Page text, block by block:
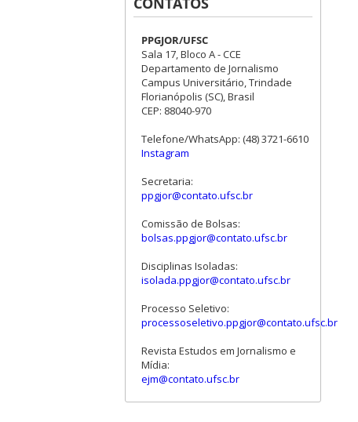
PPGJOR/UFSC
Sala 17, Bloco A - CCE
Departamento de Jornalismo
Campus Universitário, Trindade
Florianópolis (SC), Brasil
CEP: 88040-970
Telefone/WhatsApp: (48) 3721-6610
Instagram
Secretaria:
ppgjor@contato.ufsc.br
Comissão de Bolsas:
bolsas.ppgjor@contato.ufsc.br
Disciplinas Isoladas:
isolada.ppgjor@contato.ufsc.br
Processo Seletivo:
processoseletivo.ppgjor@contato.ufsc.br
Revista Estudos em Jornalismo e
Mídia:
ejm@contato.ufsc.br